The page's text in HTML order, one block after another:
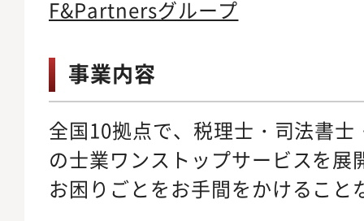
F&Partnersグループ
事業内容
全国10拠点で、税理士・司法書
の士業ワンストップサービスを展
お困りごとをお手間をかけること